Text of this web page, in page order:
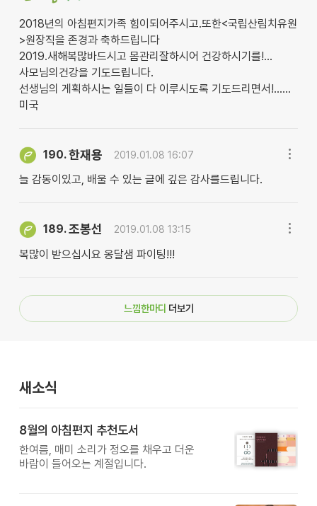
2018년의 아침편지가족 힘이되어주시고.또한<국립산림치유원
>원장직을 존경과 축하드립니다
2019.새해복많바드시고 몸관리잘하시어 건강하시기를!...
사모님의건강을 기도드립니다.
선생님의 게획하시는 일들이 다 이루시도록 기도드리면서!......
미국
190.한재용 2019.01.08 16:07
늘 감동이있고, 배울 수 있는 글에 깊은 감사를드립니다.
189.조봉선 2019.01.08 13:15
복많이 받으십시요 옹달샘 파이팅!!!
느낌한마디 더보기
새소식
8월의 아침편지 추천도서
한여름, 매미 소리가 정오를 채우고 더운
바람이 들어오는 계절입니다.